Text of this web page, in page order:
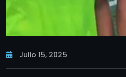
Julio 15, 2025